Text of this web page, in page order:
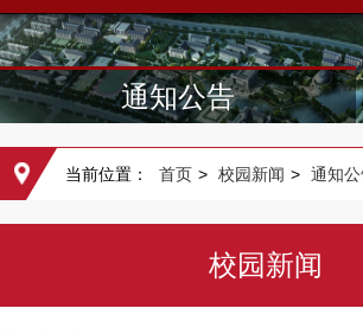
通知公告
当前位置： 首页 > 校园新闻 > 通知
校园新闻